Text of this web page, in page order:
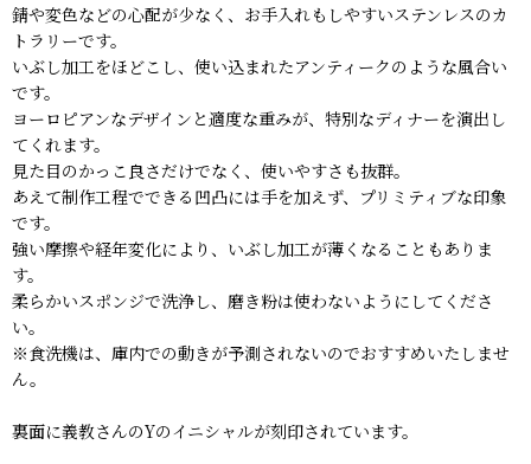
錆や変色などの心配が少なく、お手入れもしやすいステンレスのカ
トラリーです。
いぶし加工をほどこし、使い込まれたアンティークのような風合い
です。
ヨーロピアンなデザインと適度な重みが、特別なディナーを演出し
てくれます。
見た目のかっこ良さだけでなく、使いやすさも抜群。
あえて制作工程でできる凹凸には手を加えず、プリミティブな印象
です。
強い摩擦や経年変化により、いぶし加工が薄くなることもありま
す。
柔らかいスポンジで洗浄し、磨き粉は使わないようにしてくださ
い。
※食洗機は、庫内での動きが予測されないのでおすすめいたしませ
ん。
裏面に義教さんのYのイニシャルが刻印されています。